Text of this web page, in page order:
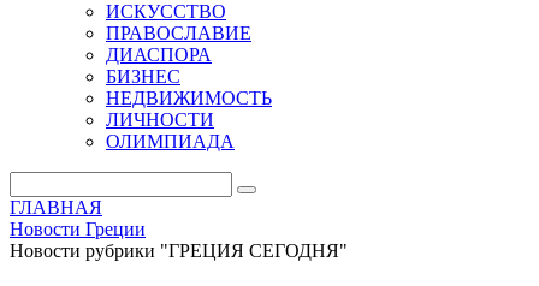
ИСКУССТВО
ПРАВОСЛАВИЕ
ДИАСПОРА
БИЗНЕС
НЕДВИЖИМОСТЬ
ЛИЧНОСТИ
ОЛИМПИАДА
ГЛАВНАЯ
Новости Греции
Новости рубрики "ГРЕЦИЯ СЕГОДНЯ"